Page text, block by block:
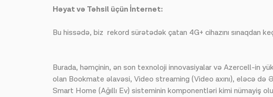
Həyat və Təhsil üçün İnternet:
Bu hissədə, biz rekord sürətədək çatan 4G+ cihazını
Burada, həmçinin, ən son texnoloji innovasiyalar və Azercell-in
olan Bookmate əlavəsi, Video streaming (Video axını), eləcə
Smart Home (Ağıllı Ev) sisteminin komponentləri kimi nümayiş